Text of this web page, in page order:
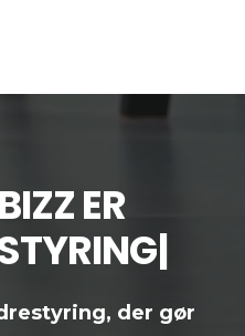
ER
TYRING|
der gør